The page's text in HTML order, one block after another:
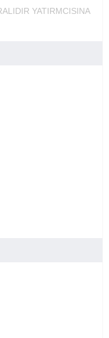
YATIRMCISINA